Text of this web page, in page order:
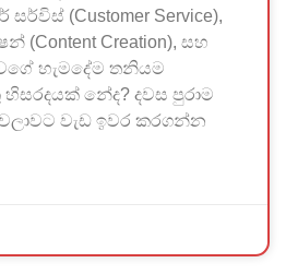
සර්විස් (Customer Service),
Creation), සහ
හැමදේම තනියම
නේද? දවස පුරාම
වැඩ ඉවර කරගන්න